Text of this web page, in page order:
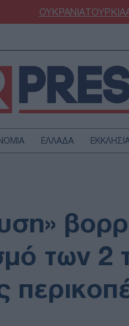
ΟΥΚΡΑΝΙΑΤΟΥΡΚΙΑ
ΕΛΛΑΔΑ
των 2